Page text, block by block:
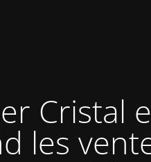
Cristal
les